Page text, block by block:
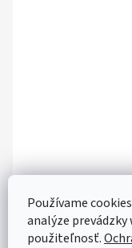
Používame
analýze
použiteľnosť.